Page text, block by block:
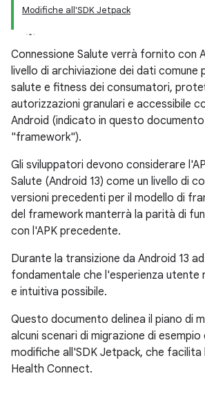
Modifiche all'SDK Jetpack
Connessione Salute verrà fornito con
livello di archiviazione dei dati comune
salute e fitness dei consumatori,
autorizzazioni granulari e accessibile
Android (indicato in questo
"framework").
Gli sviluppatori devono considerare
Salute (Android 13) come un livello di
versioni precedenti per il modello di
del framework manterrà la parità di
con l'APK precedente.
Durante la transizione da Android 13
fondamentale che l'esperienza utente
e intuitiva possibile.
Questo documento delinea il piano di
alcuni scenari di migrazione di esempio
modifiche all'SDK Jetpack, che facilita
Health Connect.